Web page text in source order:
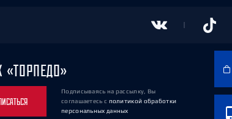
Подписываясь на рассылку, Вы
соглашаетесь с политикой обработки
персональных данных